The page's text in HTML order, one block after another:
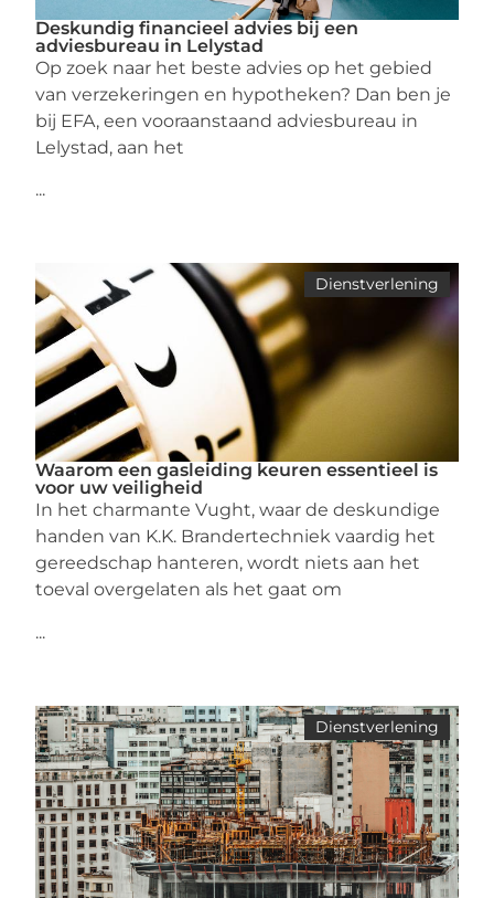
Deskundig financieel advies bij een
adviesbureau in Lelystad
Op zoek naar het beste advies op het gebied
van verzekeringen en hypotheken? Dan ben je
bij EFA, een vooraanstaand adviesbureau in
Lelystad, aan het
...
Dienstverlening
Waarom een gasleiding keuren essentieel is
voor uw veiligheid
In het charmante Vught, waar de deskundige
handen van K.K. Brandertechniek vaardig het
gereedschap hanteren, wordt niets aan het
toeval overgelaten als het gaat om
...
Dienstverlening